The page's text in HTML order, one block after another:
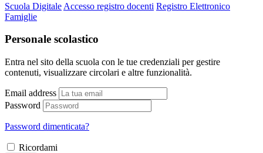
Scuola Digitale Accesso registro docenti Registro Elettronico
Famiglie
Personale scolastico
Entra nel sito della scuola con le tue credenziali per gestire
contenuti, visualizzare circolari e altre funzionalità.
Email address
Password
Password dimenticata?
Ricordami